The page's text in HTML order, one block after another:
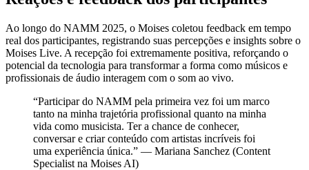
Ao longo do NAMM 2025, o Moises coletou feedback em tempo
real dos participantes, registrando suas percepções e insights sobre o
Moises Live. A recepção foi extremamente positiva, reforçando o
potencial da tecnologia para transformar a forma como músicos e
profissionais de áudio interagem com o som ao vivo.
“Participar do NAMM pela primeira vez foi um marco
tanto na minha trajetória profissional quanto na minha
vida como musicista. Ter a chance de conhecer,
conversar e criar conteúdo com artistas incríveis foi
uma experiência única.” — Mariana Sanchez (Content
Specialist na Moises AI)